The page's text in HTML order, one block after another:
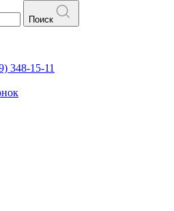
Поиск
348-15-11